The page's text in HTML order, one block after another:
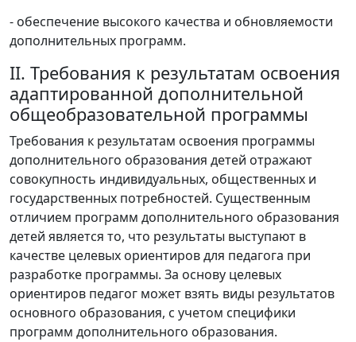
- обеспечение высокого качества и обновляемости
дополнительных программ.
II. Требования к результатам освоения
адаптированной дополнительной
общеобразовательной программы
Требования к результатам освоения программы
дополнительного образования детей отражают
совокупность индивидуальных, общественных и
государственных потребностей. Существенным
отличием программ дополнительного образования
детей является то, что результаты выступают в
качестве целевых ориентиров для педагога при
разработке программы. За основу целевых
ориентиров педагог может взять виды результатов
основного образования, с учетом специфики
программ дополнительного образования.